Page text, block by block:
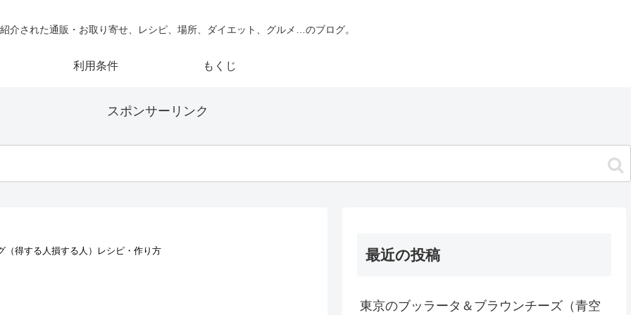
介された通販・お取り寄せ、レシピ、場所、ダイエット、グルメ…のブログ。
利用条件 もくじ
スポンサーリンク
（得する人損する人）レシピ・作り方 最近の投稿
東京のブッラータ＆ブラウンチーズ（青空